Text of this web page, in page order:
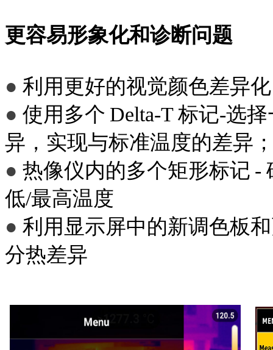
更容易形象化和诊断问题
● 利用更好的视觉颜色差异
● 使用多个 Delta-T 标记-选
异，实现与标准温度的差异
● 热像仪内的多个矩形标记 -
低/最高温度
● 利用显示屏中的新调色板
分热差异